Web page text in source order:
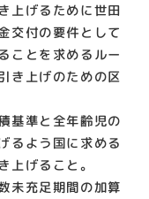
上げるために世田
交付の要件として
ことを求めるルー
き上げのための区
基準と全年齢児の
るよう国に求める
上げること。
未充足期間の加算